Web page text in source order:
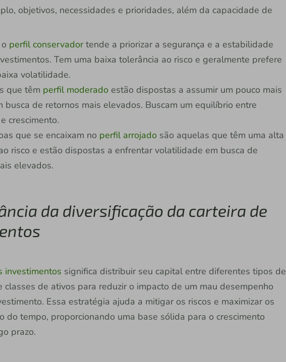
objetivos, necessidades e prioridades, além da capacidade de
perfil conservadortende a priorizar a segurança e a estabilidade
Tem uma baixa tolerância ao risco e geralmente prefere
volatilidade.
que têm perfil moderadoestão dispostas a assumir um pouco mais
busca de retornos mais elevados. Buscam um equilíbrio entre
crescimento.
que se encaixam no perfil arrojadosão aquelas que têm uma alta
risco e estão dispostas a enfrentar volatilidade em busca de
elevados.
da diversificação da carteira de
investimentos significa distribuir seu capital entre diferentes tipos de
classes de ativos para reduzir o impacto de um mau desempenho
Essa estratégia ajuda a mitigar os riscos e maximizar os
do tempo, proporcionando uma base sólida para o crescimento
prazo.